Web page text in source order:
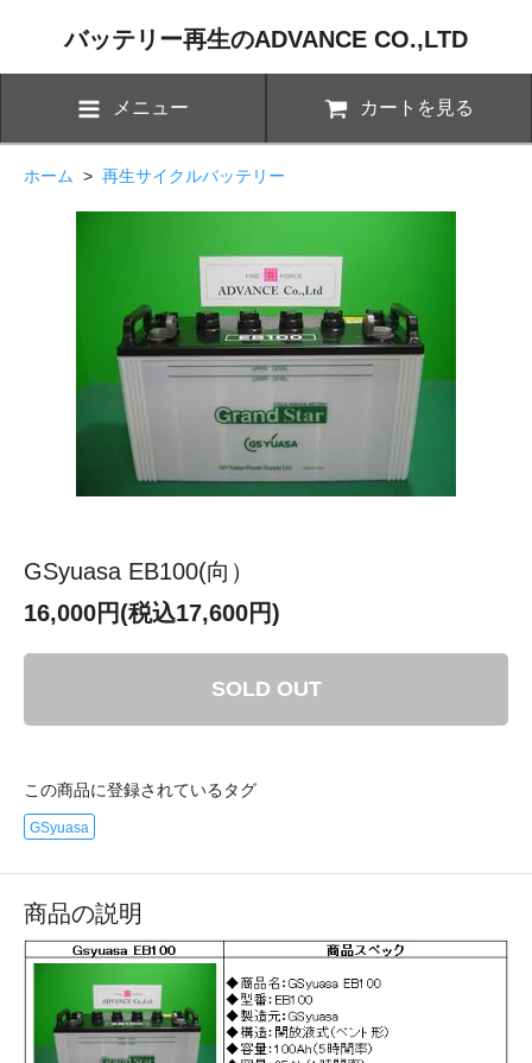
バッテリー再生のADVANCE CO.,LTD
メニュー カートを見る
ホーム > 再生サイクルバッテリー
GSyuasa EB100(向）
16,000円(税込17,600円)
SOLD OUT
この商品に登録されているタグ
GSyuasa
商品の説明